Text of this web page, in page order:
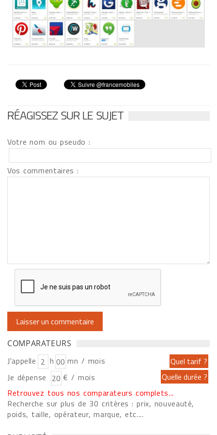
RÉAGISSEZ SUR LE SUJET
Votre nom ou pseudo :
Vos commentaires :
COMPARATEURS
J'appelle h
mn / mois
Je dépense
€ / mois
Retrouvez tous nos comparateurs complets...
Recherche sur plus de 30 critères : prix, nouveauté,
poids, taille, opérateur, marque, etc....